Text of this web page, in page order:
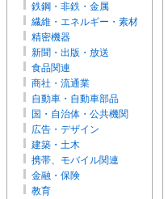
鉄鋼・非鉄・金属
繊維・エネルギー・素材
精密機器
新聞・出版・放送
食品関連
商社・流通業
自動車・自動車部品
国・自治体・公共機関
広告・デザイン
建築・土木
携帯、モバイル関連
金融・保険
教育